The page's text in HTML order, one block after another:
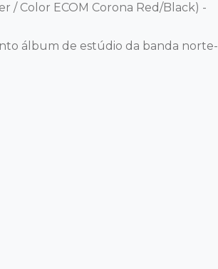
/ Color ECOM Corona Red/Black) -
álbum de estúdio da banda norte-